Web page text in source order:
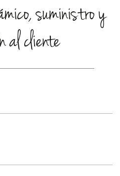
suministro y
al cliente